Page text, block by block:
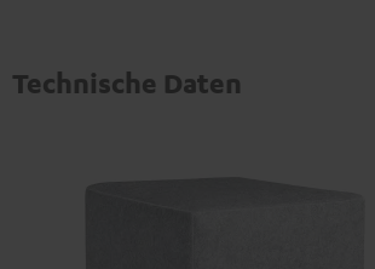
Technische Daten